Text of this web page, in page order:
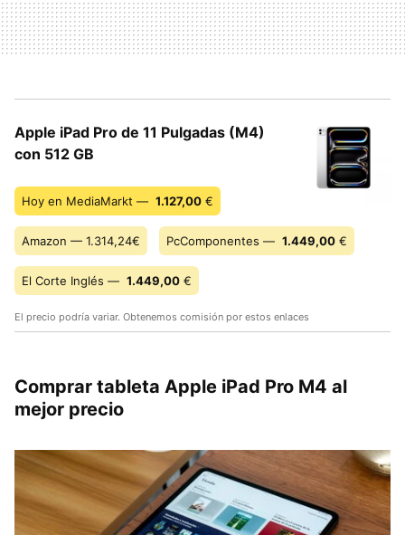
Apple iPad Pro de 11 Pulgadas (M4)
con 512 GB
Hoy en MediaMarkt — 1.127,00 €
Amazon — 1.314,24€ PcComponentes — 1.449,00 €
El Corte Inglés — 1.449,00 €
El precio podría variar. Obtenemos comisión por estos enlaces
Comprar tableta Apple iPad Pro M4 al
mejor precio